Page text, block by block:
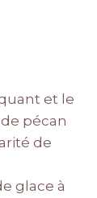
et le
pécan
de
glace à